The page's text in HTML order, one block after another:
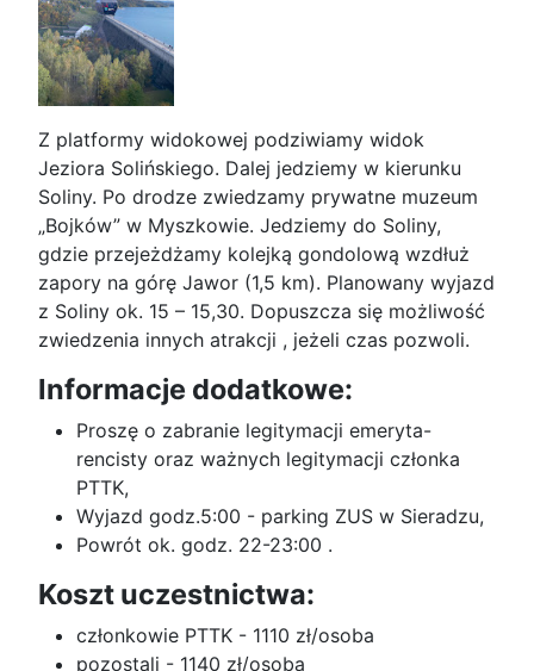
Z platformy widokowej podziwiamy widok
Jeziora Solińskiego. Dalej jedziemy w kierunku
Soliny. Po drodze zwiedzamy prywatne muzeum
„Bojków” w Myszkowie. Jedziemy do Soliny,
gdzie przejeżdżamy kolejką gondolową wzdłuż
zapory na górę Jawor (1,5 km). Planowany wyjazd
z Soliny ok. 15 – 15,30. Dopuszcza się możliwość
zwiedzenia innych atrakcji , jeżeli czas pozwoli.
Informacje dodatkowe:
Proszę o zabranie legitymacji emeryta-
rencisty oraz ważnych legitymacji członka
PTTK,
Wyjazd godz.5:00 - parking ZUS w Sieradzu,
Powrót ok. godz. 22-23:00 .
Koszt uczestnictwa:
członkowie PTTK - 1110 zł/osoba
pozostali - 1140 zł/osoba